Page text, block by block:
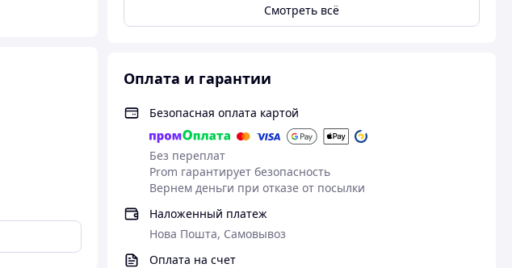
Смотреть всё
Оплата и гарантии
Безопасная оплата картой
Без переплат
Prom гарантирует безопасность
Вернем деньги при отказе от посылки
Наложенный платеж
Нова Пошта, Самовывоз
Оплата на счет